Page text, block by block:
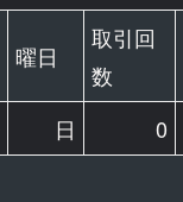
曜日
取引回
数
日 0